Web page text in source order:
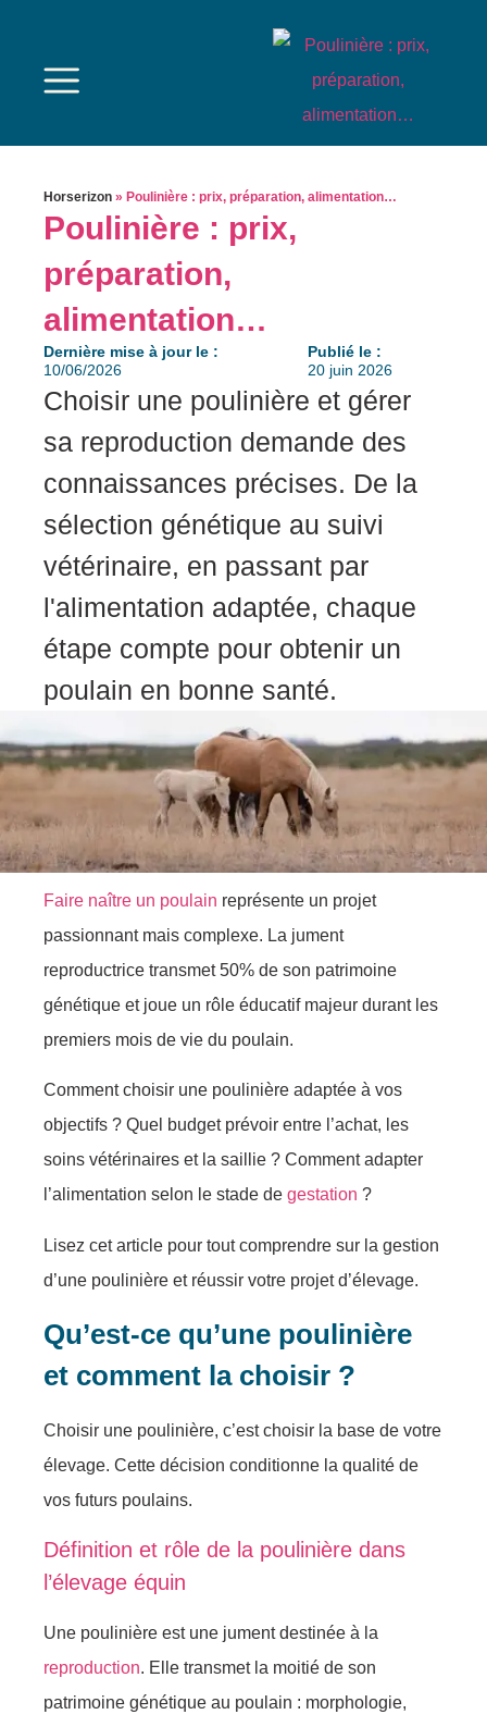
Horserizon » Poulinière : prix, préparation, alimentation…
Poulinière : prix,
préparation,
alimentation…
Dernière mise à jour le :
10/06/2026
Publié le :
20 juin 2026
Choisir une poulinière et gérer
sa reproduction demande des
connaissances précises. De la
sélection génétique au suivi
vétérinaire, en passant par
l'alimentation adaptée, chaque
étape compte pour obtenir un
poulain en bonne santé.
Faire naître un poulain représente un projet
passionnant mais complexe. La jument
reproductrice transmet 50% de son patrimoine
génétique et joue un rôle éducatif majeur durant les
premiers mois de vie du poulain.
Comment choisir une poulinière adaptée à vos
objectifs ? Quel budget prévoir entre l’achat, les
soins vétérinaires et la saillie ? Comment adapter
l’alimentation selon le stade de gestation ?
Lisez cet article pour tout comprendre sur la gestion
d’une poulinière et réussir votre projet d’élevage.
Qu’est-ce qu’une poulinière
et comment la choisir ?
Choisir une poulinière, c’est choisir la base de votre
élevage. Cette décision conditionne la qualité de
vos futurs poulains.
Définition et rôle de la poulinière dans
l’élevage équin
Une poulinière est une jument destinée à la
reproduction. Elle transmet la moitié de son
patrimoine génétique au poulain : morphologie,